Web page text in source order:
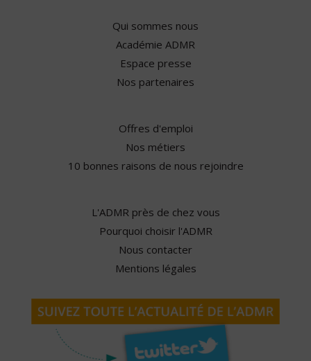
Qui sommes nous
Académie ADMR
Espace presse
Nos partenaires
Offres d'emploi
Nos métiers
10 bonnes raisons de nous rejoindre
L'ADMR près de chez vous
Pourquoi choisir l'ADMR
Nous contacter
Mentions légales